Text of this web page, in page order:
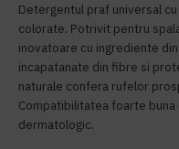
Detergentul praf universal
colorate. Potrivit pentru
inovatoare cu ingrediente
incapatanate din fibre si
naturale confera rufelor
Compatibilitatea foarte
dermatologic.